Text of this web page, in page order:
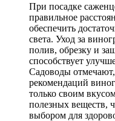
При посадке
правильное
обеспечить
света. Уход за
полив, обрезку и
способствует
Садоводы
рекомендаций
только своим
полезных веществ,
выбором для